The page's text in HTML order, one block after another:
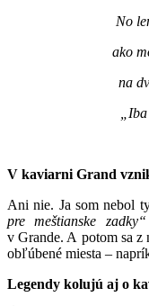
No
ako
na
V kaviarni Grand
Ani nie. Ja som nebol
pre meštianske zadky“
v Grande. A potom sa z
obľúbené miesta –
Legendy kolujú aj o